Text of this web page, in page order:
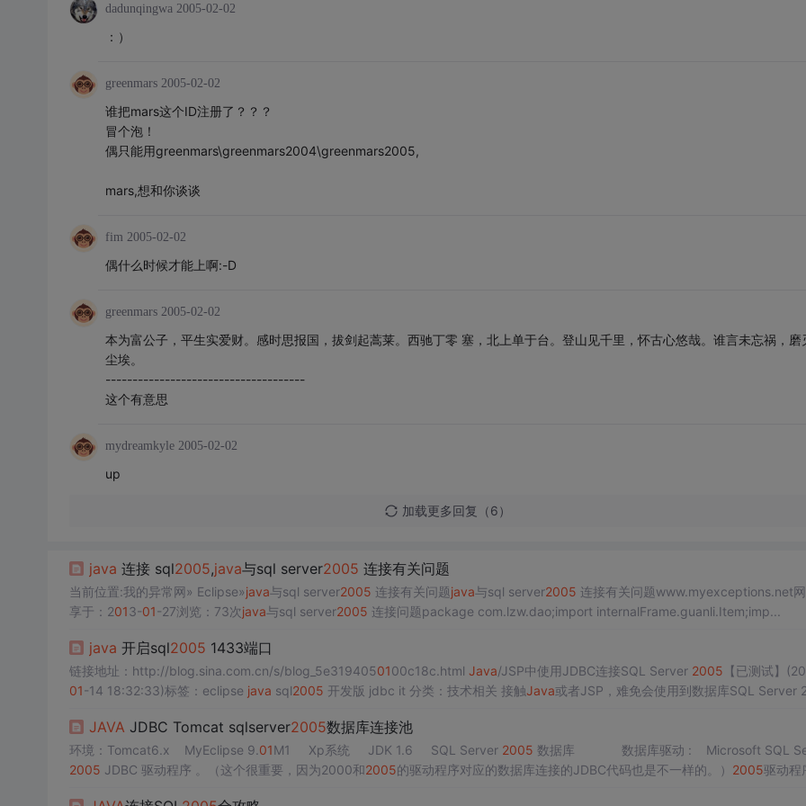
dadunqingwa 2005-02-02
：）
greenmars 2005-02-02
谁把mars这个ID注册了？？？
冒个泡！
偶只能用greenmars\greenmars2004\greenmars2005,
mars,想和你谈谈
fim 2005-02-02
偶什么时候才能上啊:-D
greenmars 2005-02-02
本为富公子，平生实爱财。感时思报国，拔剑起蒿莱。西驰丁零 塞，北上单于台。登山见千里，怀古心悠哉。谁言未忘祸，磨
尘埃。
-------------------------------------
这个有意思
mydreamkyle 2005-02-02
up
加载更多回复（6）
java 连接 sql2005,java与sql server2005 连接有关问题
当前位置:我的异常网» Eclipse»java与sql server2005 连接有关问题java与sql server2005 连接有关问题www.myexceptions.net
享于：2013-01-27浏览：73次java与sql server2005 连接问题package com.lzw.dao;import internalFrame.guanli.Item;imp...
java 开启sql2005 1433端口
链接地址：http://blog.sina.com.cn/s/blog_5e3194050100c18c.html Java/JSP中使用JDBC连接SQL Server 2005 【已测试】
01-14 18:32:33)标签：eclipse java sql2005 开发版 jdbc it 分类：技术相关 接触Java或者JSP，难免会使用到数据库SQL Server
JAVA JDBC Tomcat sqlserver2005数据库连接池
环境：Tomcat6.x MyEclipse 9. 01M1 Xp系统 JDK 1.6 SQL Server 2005 数据库 数据库驱动 : Microsoft SQL
2005 JDBC 驱动程序 。（这个很重要，因为2000和2005的驱动程序对应的数据库连接的JDBC代码也是不一样的。） 2005驱动程